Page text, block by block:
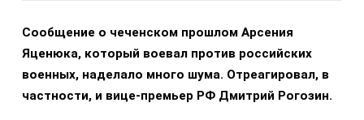
Сообщение о чеченском прошлом Арсения
Яценюка, который воевал против российских
военных, наделало много шума. Отреагировал, в
частности, и вице-премьер РФ Дмитрий Рогозин.